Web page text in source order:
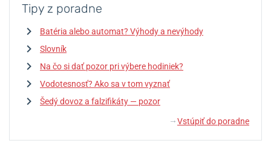
Tipy z poradne
Batéria alebo automat? Výhody a nevýhody
Slovník
Na čo si dať pozor pri výbere hodiniek?
Vodotesnosť? Ako sa v tom vyznať
Šedý dovoz a falzifikáty — pozor
↓ Vstúpiť do poradne